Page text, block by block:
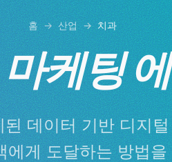
홈 산업 치과
마케팅
데이터 기반 디지
에게 도달하는 방법